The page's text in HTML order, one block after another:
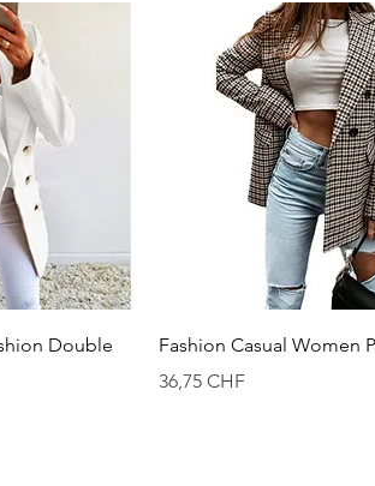
Double
Vista rápida
Fashion Casual Women
Precio
36,75 CHF